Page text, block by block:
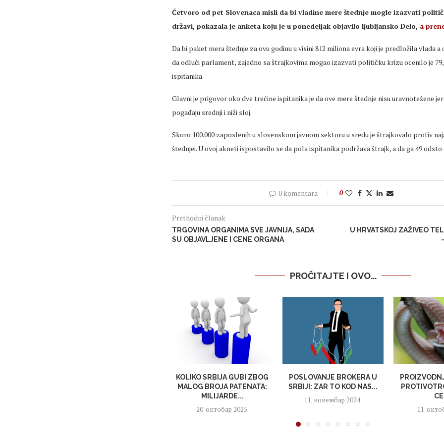
Četvoro od pet Slovenaca misli da bi vladine mere štednje mogle izazvati
državi, pokazala je anketa koju je u ponedeljak objavilo ljubljansko Delo, a
Da bi paket mera štednje za ovu godinu u visini 812 miliona evra koji je predložila vlada a
da odluči parlament, zajedno sa štrajkovima mogao izazvati političku krizu ocenilo je
ispitanika.
Glavni je prigovor oko dve trećine ispitanika je da ove mere štednje nisu uravnotežene
pogađaju srednji i niži sloj.
Skoro 100.000 zaposlenih u slovenskom javnom sektoru u sredu je štrajkovalo protiv
štednjei. U ovoj akneti ispostavilo se da pola ispitanika podržava štrajk, a da ga 49 odsto
0 komentara 0
Prethodni članak
TRGOVINA ORGANIMA SVE JAVNIJA, SADA
SU OBJAVLJENE I CENE ORGANA
U HRVATSKOJ ZAŽIVEO
PROČITAJTE I OVO...
KOLIKO SRBIJA GUBI ZBOG
MALOG BROJA PATENATA:
MILIJARDE...
20. октобар 2025.
POSLOVANJE BROKERA U
SRBIJI: ZAR TO KOD NAS...
11. новембар 2024.
11.